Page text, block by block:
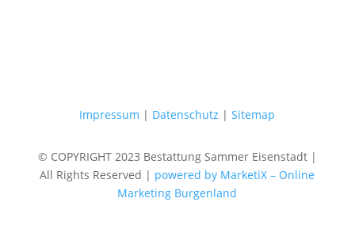
Impressum | Datenschutz |Sitemap
© COPYRIGHT 2023 Bestattung Sammer Eisenstadt |
All Rights Reserved | powered by MarketiX – Online
Marketing Burgenland